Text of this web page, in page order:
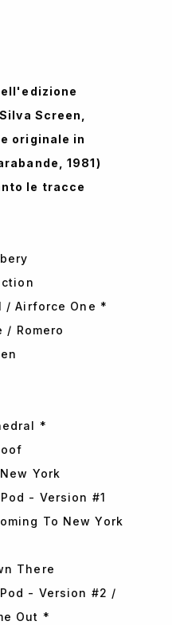
Screen,
originale in
1981)
le tracce
/ Airforce One *
/ Romero
*
York
- Version #1
To New York
There
- Version #2 /
Out *